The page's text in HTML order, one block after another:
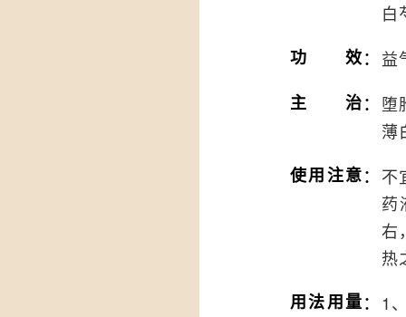
白
功效： 益
主治： 堕
薄
使用注意： 不
药
右
热
用法用量： 1